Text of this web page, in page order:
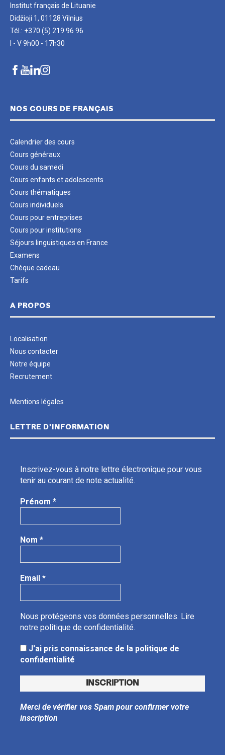
Institut français de Lituanie
Didžioji 1, 01128 Vilnius
Tél.: +370 (5) 219 96 96
I - V 9h00 - 17h30
NOS COURS DE FRANÇAIS
Calendrier des cours
Cours généraux
Cours du samedi
Cours enfants et adolescents
Cours thématiques
Cours individuels
Cours pour entreprises
Cours pour institutions
Séjours linguistiques en France
Examens
Chèque cadeau
Tarifs
A PROPOS
Localisation
Nous contacter
Notre équipe
Recrutement
Mentions légales
LETTRE D’INFORMATION
Inscrivez-vous à notre lettre électronique pour vous
tenir au courant de note actualité.
Prénom *
Nom *
Email *
Nous protégeons vos données personnelles. Lire
notre politique de confidentialité.
J'ai pris connaissance de la politique de
confidentialité
Merci de vérifier vos Spam pour confirmer votre
inscription